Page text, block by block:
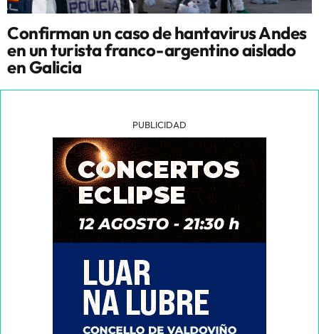
Confirman un caso de hantavirus Andes
en un turista franco-argentino aislado
en Galicia
PUBLICIDAD